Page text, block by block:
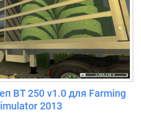
BT 250 v1.0 для Farming
2013